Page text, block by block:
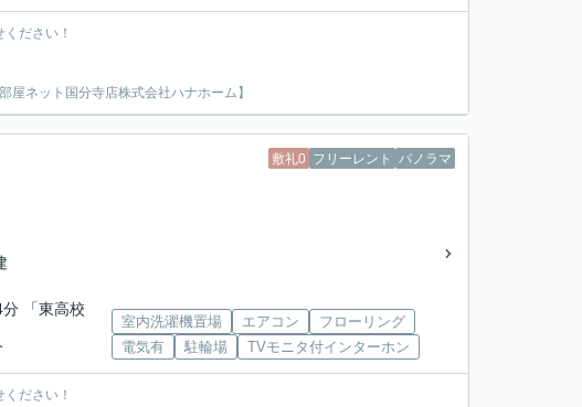
ださい！
屋ネット国分寺店株式会社ハナホーム】
敷礼0 フリーレント パノラマ
分 「東高校
室内洗濯機置場 エアコン
フローリング
電気有
駐輪場 TVモニタ付インターホン
ださい！